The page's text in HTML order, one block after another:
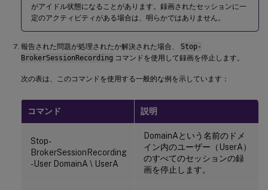
がアイドル状態になることがあります。録画されたセッションに一
定のアクティビティがある場合は、明らかではありません。
報告された問題が処理されたか解決された場合、
Stop-
BrokerSessionRecording コマンドを使用して録画を停止します。
次の表は、このコマンドを使用する一般的な例を示しています：
コマンド 説明
Stop-
BrokerSessionRecording
-User DomainA \ UserA
DomainAという名前のドメ
イン内のユーザー（UserA）
のすべてのセッションの録
画を停止します。